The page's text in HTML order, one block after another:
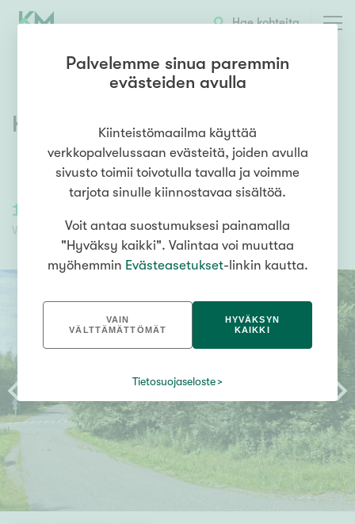
Hae kohteita
Kaunismäki 2,Kalliola,Hollola
19 000,00 €
Velaton hinta Myyntihinta
Palvelemme sinua paremmin
evästeiden avulla
Kiinteistömaailma käyttää
verkkopalvelussaan evästeitä, joiden avulla
sivusto toimii toivotulla tavalla ja voimme
tarjota sinulle kiinnostavaa sisältöä.
Voit antaa suostumuksesi painamalla
"Hyväksy kaikki". Valintaa voi muuttaa
myöhemmin Evästeasetukset-linkin kautta.
VAIN
VÄLTTÄMÄTTÖMÄT
HYVÄKSYN
KAIKKI
Tietosuojaseloste